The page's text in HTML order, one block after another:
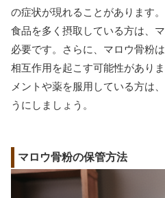
の症状が現れることがあります
食品を多く摂取している方は、
必要です。さらに、マロウ骨粉
相互作用を起こす可能性があり
メントや薬を服用している方は
うにしましょう。
マロウ骨粉の保管方法